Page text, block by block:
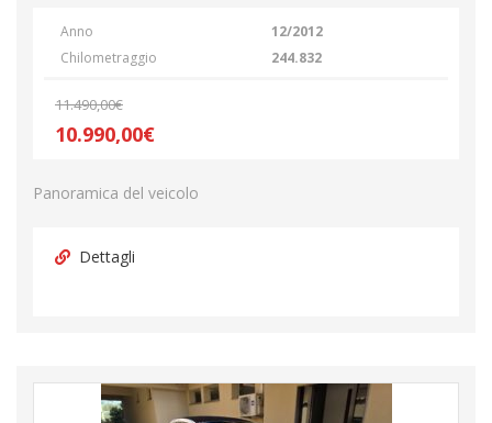
Anno
12/2012
Chilometraggio
244.832
11.490,00€
10.990,00€
Panoramica del veicolo
Dettagli